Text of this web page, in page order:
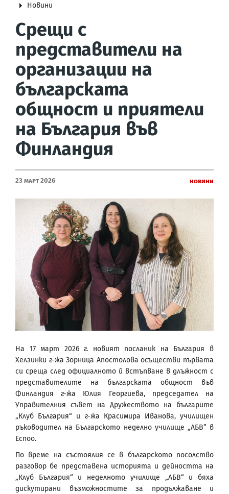
Новини
Срещи с
представители на
организации на
българската
общност и приятели
на България във
Финландия
23 Март 2026 Новини
На 17 март 2026 г. новият посланик на България в
Хелзинки г-жа Зорница Апостолова осъществи първата
си среща след официалното й встъпване в длъжност с
представителите на българската общност във
Финландия г-жа Юлия Георгиева, председател на
Управителния съвет на Дружеството на българите
„Клуб България“ и г-жа Красимира Иванова, училищен
ръководител на Българското неделно училище „АБВ” в
Еспоо.
По време на състоялия се в българското посолство
разговор бе представена историята и дейността на
„Клуб България“ и неделното училище „АБВ“ и бяха
дискутирани възможностите за продължаване и